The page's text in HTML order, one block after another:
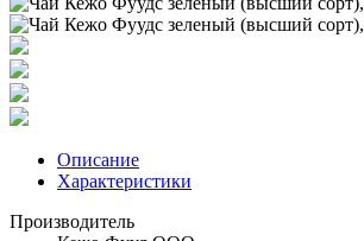
Описание
Характеристики
Производитель